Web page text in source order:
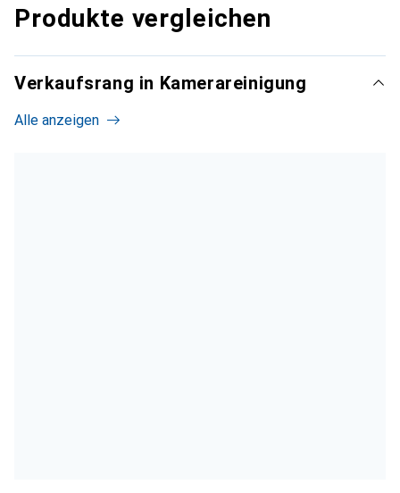
Produkte vergleichen
Verkaufsrang in Kamerareinigung
Alle anzeigen